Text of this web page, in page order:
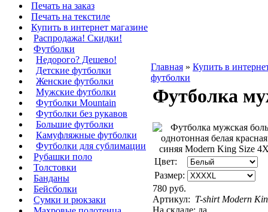
Печать на заказ
Печать на текстиле
Купить в интернет магазине
Распродажа! Скидки!
Футболки
Недорого? Дешево!
Детские футболки
Женские футболки
Мужские футболки
Футболки Mountain
Футболки без рукавов
Большие футболки
Камуфляжные футболки
Футболки для сублимации
Рубашки поло
Толстовки
Банданы
Бейсболки
Сумки и рюкзаки
Главная » Купить в
футболки
Футболка
Цвет:
Размер:
780 руб.
Артикул: T-shirt Modern
На складе: да